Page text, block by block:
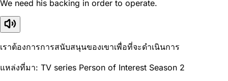
We need his backing in order to operate.
เราต้องการการสนับสนุนของเขาเพื่อที่จะดำเนินการ
แหล่งที่มา: TV series Person of Interest Season 2